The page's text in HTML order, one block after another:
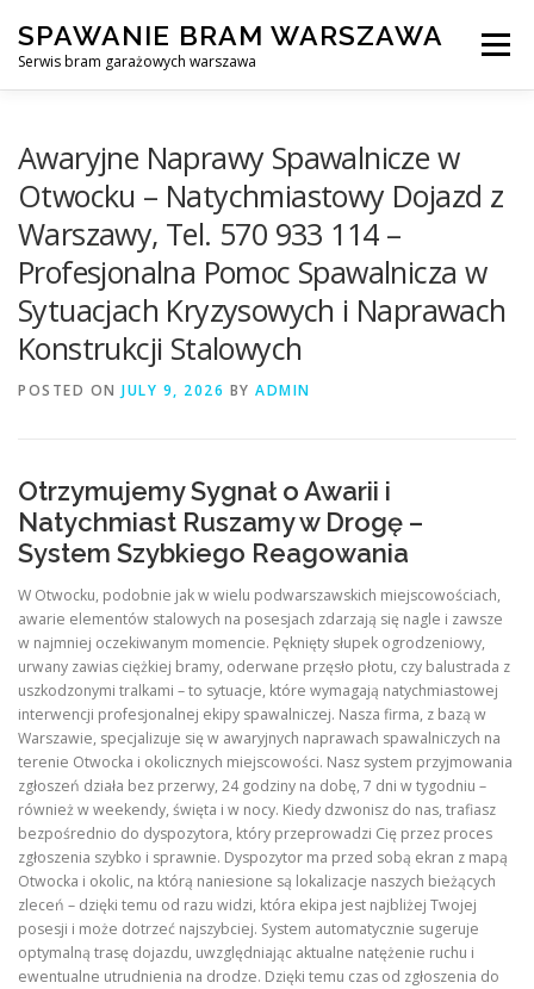
content
SPAWANIE BRAM WARSZAWA
Serwis bram garażowych warszawa
Menu
AWARYJNE OTWIERANIE BRAM BLOG
Awaryjne Naprawy Spawalnicze w
Otwocku – Natychmiastowy Dojazd z
Warszawy, Tel. 570 933 114 –
Profesjonalna Pomoc Spawalnicza w
Sytuacjach Kryzysowych i Naprawach
Konstrukcji Stalowych
POSTED ON JULY 9, 2026 BY ADMIN
Otrzymujemy Sygnał o Awarii i
Natychmiast Ruszamy w Drogę –
System Szybkiego Reagowania
W Otwocku, podobnie jak w wielu podwarszawskich miejscowościach,
awarie elementów stalowych na posesjach zdarzają się nagle i zawsze
w najmniej oczekiwanym momencie. Pęknięty słupek ogrodzeniowy,
urwany zawias ciężkiej bramy, oderwane przęsło płotu, czy balustrada z
uszkodzonymi tralkami – to sytuacje, które wymagają natychmiastowej
interwencji profesjonalnej ekipy spawalniczej. Nasza firma, z bazą w
Warszawie, specjalizuje się w awaryjnych naprawach spawalniczych na
terenie Otwocka i okolicznych miejscowości. Nasz system przyjmowania
zgłoszeń działa bez przerwy, 24 godziny na dobę, 7 dni w tygodniu –
również w weekendy, święta i w nocy. Kiedy dzwonisz do nas, trafiasz
bezpośrednio do dyspozytora, który przeprowadzi Cię przez proces
zgłoszenia szybko i sprawnie. Dyspozytor ma przed sobą ekran z mapą
Otwocka i okolic, na którą naniesione są lokalizacje naszych bieżących
zleceń – dzięki temu od razu widzi, która ekipa jest najbliżej Twojej
posesji i może dotrzeć najszybciej. System automatycznie sugeruje
optymalną trasę dojazdu, uwzględniając aktualne natężenie ruchu i
ewentualne utrudnienia na drodze. Dzięki temu czas od zgłoszenia do